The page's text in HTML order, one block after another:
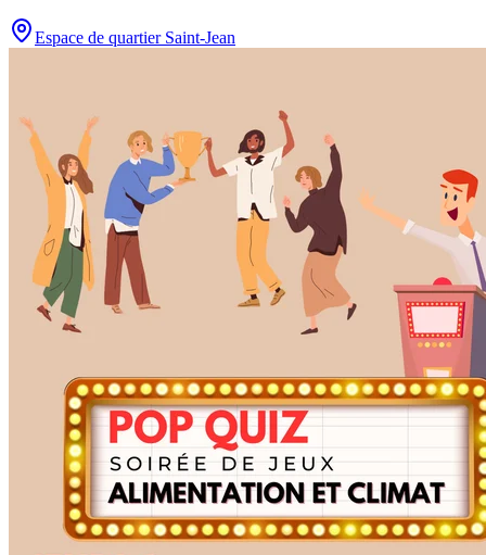
Espace de quartier Saint-Jean